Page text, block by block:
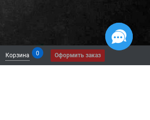
Корзина 0 Оформить заказ